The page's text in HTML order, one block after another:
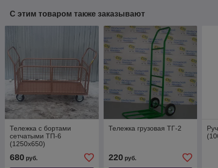
С этим товаром также заказывают
Тележка с бортами
сетчатыми ТП-6
(1250х650)
680 руб.
Тележка грузовая ТГ-2
220руб.